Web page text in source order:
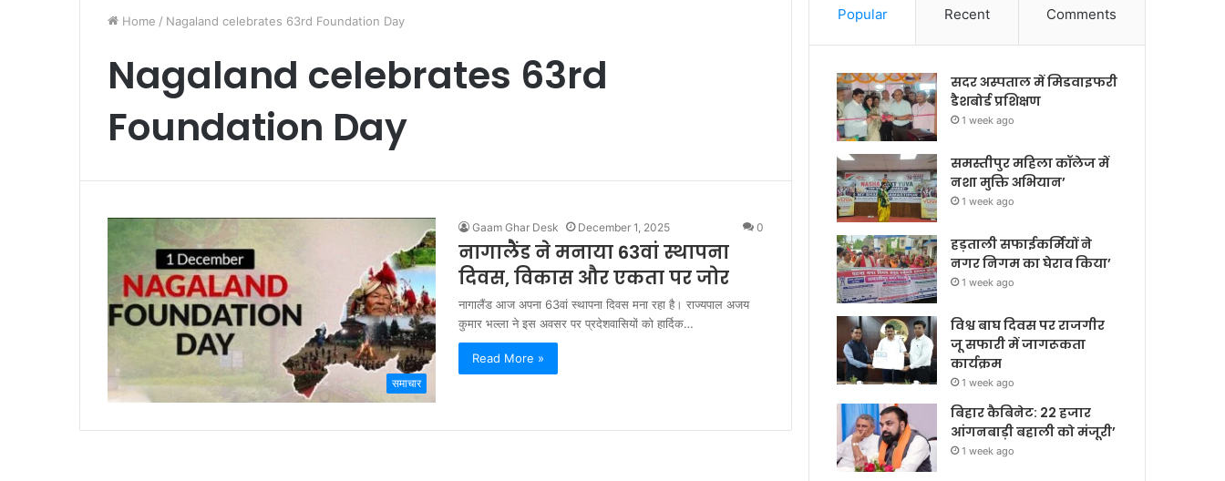
Home / Nagaland celebrates 63rd Foundation Day
Nagaland celebrates 63rd
Foundation Day
समाचार
Gaam Ghar Desk December 1, 2025 0
नागालैंड ने मनाया 63वां स्थापना
दिवस, विकास और एकता पर जोर
नागालैंड आज अपना 63वां स्थापना दिवस मना रहा है। राज्यपाल अजय
कुमार भल्ला ने इस अवसर पर प्रदेशवासियों को हार्दिक…
Read More »
Popular Recent Comments
सदर अस्पताल में मिडवाइफरी
डैशबोर्ड प्रशिक्षण
1 week ago
समस्तीपुर महिला कॉलेज में
नशा मुक्ति अभियान’
1 week ago
हड़ताली सफाईकर्मियों ने
नगर निगम का घेराव किया’
1 week ago
विश्व बाघ दिवस पर राजगीर
जू सफारी में जागरूकता
कार्यक्रम
1 week ago
बिहार कैबिनेट: 22 हजार
आंगनबाड़ी बहाली को मंजूरी’
1 week ago